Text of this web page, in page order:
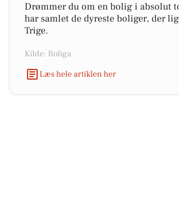
Drømmer du om en bolig i absolut
har samlet de dyreste boliger, der
Trige.
Kilde: Boliga
Læs hele artiklen her